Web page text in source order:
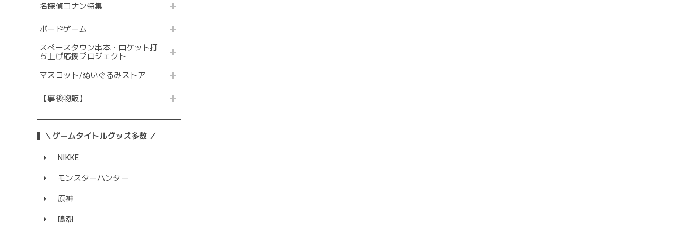
名探偵コナン特集
ボードゲーム
スペースタウン串本・ロケット打
ち上げ応援プロジェクト
マスコット/ぬいぐるみストア
【事後物販】
＼ゲームタイトルグッズ多数 ／
NIKKE
モンスターハンター
原神
鳴潮